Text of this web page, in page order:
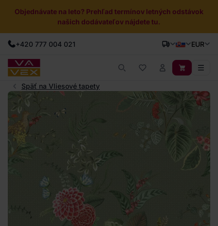
Objednávate na leto? Prehľad termínov letných odstávok
našich dodávateľov nájdete tu.
+420 777 004 021 EUR
Späť na Vliesové tapety